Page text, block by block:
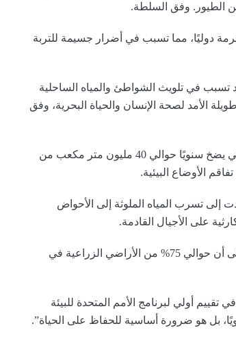
الطيور. وفق السلطة.
دوليًا، مما تسبب في أضرار جسيمة للتربة
تسبب في تلويث الشواطئ والمياه الساحلية
الأمد لصحة الإنسان والحياة البحرية، وفق
وفي السياق ذاته، أوردت سلطة جودة البيئة أن الاحتلال الإسرائيلي يضخ سنويًا حوالي 40 مليون متر مكعب من
الأوضاع البيئية.
إلى تسرب المياه الملوثة إلى الأحواض
على الأجيال القادمة.
كما أشارت بيانات للأمم المتحدة للبيئة في يونيو/حزيران 2024، إلى أن حوالي 75% من الأراضي الزراعية في
تقييم أولي لبرنامج الأمم المتحدة للبيئة